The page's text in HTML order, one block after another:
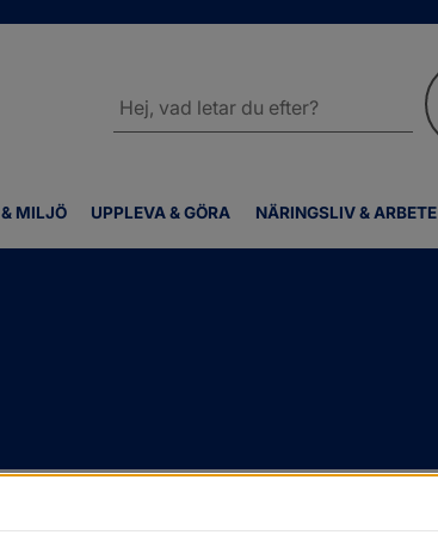
MILJÖ UPPLEVA & GÖRA NÄRINGSLIV & ARBETE
webbplatsen